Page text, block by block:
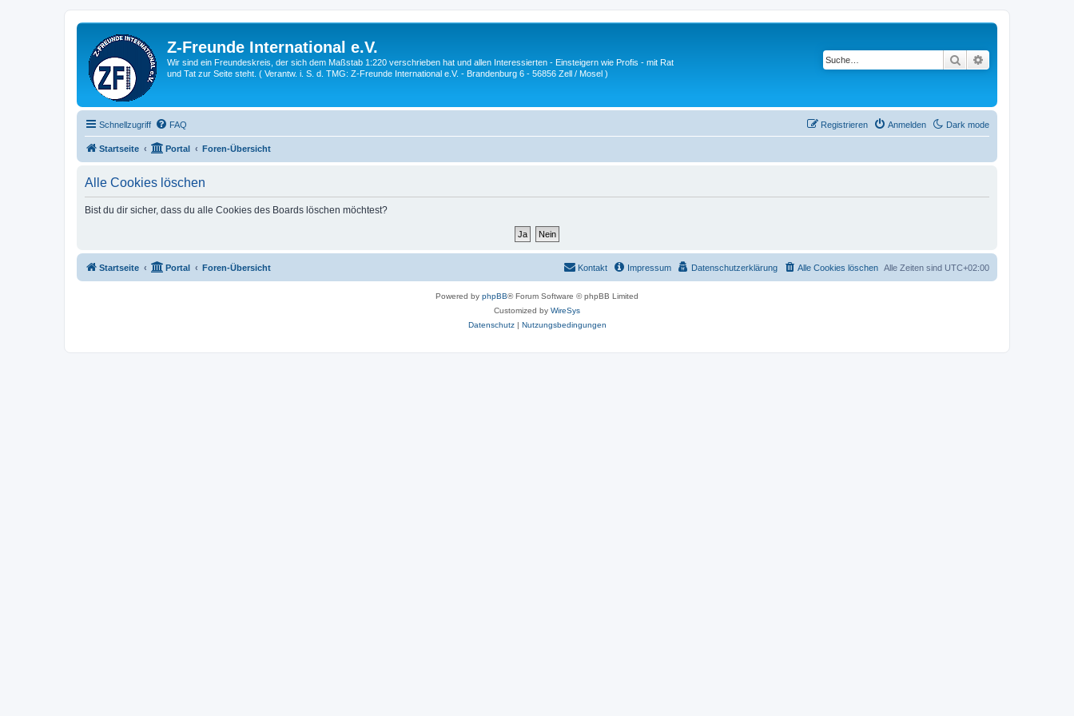
Z-Freunde International e.V.
Wir sind ein Freundeskreis, der sich dem Maßstab 1:220 verschrieben hat und allen Interessierten - Einsteigern wie Profis - mit Rat
und Tat zur Seite steht. ( Verantw. i. S. d. TMG: Z-Freunde International e.V. - Brandenburg 6 - 56856 Zell / Mosel )
Suche
Schnellzugriff Dark mode
FAQ Anmelden
Registrieren
Startseite Portal Foren-Übersicht
Alle Cookies löschen
Bist du dir sicher, dass du alle Cookies des Boards löschen möchtest?
Startseite Portal Foren-Übersicht Alle Zeiten sind UTC+02:00
Alle Cookies löschen
Datenschutzerklärung
Impressum
Kontakt
Powered by phpBB® Forum Software © phpBB Limited
Customized by WireSys
Datenschutz| Nutzungsbedingungen